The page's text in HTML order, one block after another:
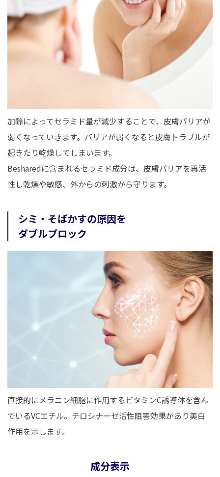
加齢によってセラミド量が減少することで、皮膚バリアが
弱くなっていきます。バリアが弱くなると皮膚トラブルが
起きたり乾燥してしまいます。
Besharedに含まれるセラミド成分は、皮膚バリアを再活
性し乾燥や敏感、外からの刺激から守ります。
シミ・そばかすの原因を
ダブルブロック
直接的にメラニン細胞に作用するビタミンC誘導体を含ん
でいるVCエチル。チロシナーゼ活性阻害効果があり美白
作用を示します。
成分表示